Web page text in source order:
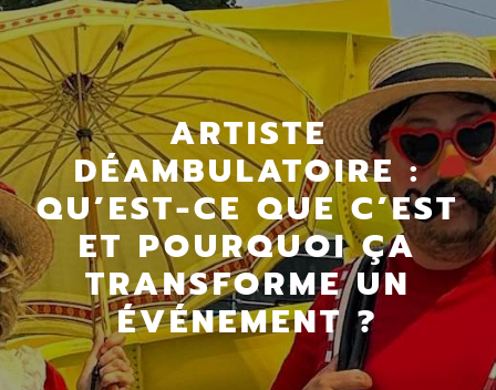
ARTISTE
DÉAMBULATOIRE :
QU’EST-CE QUE C’EST
ET POURQUOI ÇA
TRANSFORME UN
ÉVÉNEMENT ?